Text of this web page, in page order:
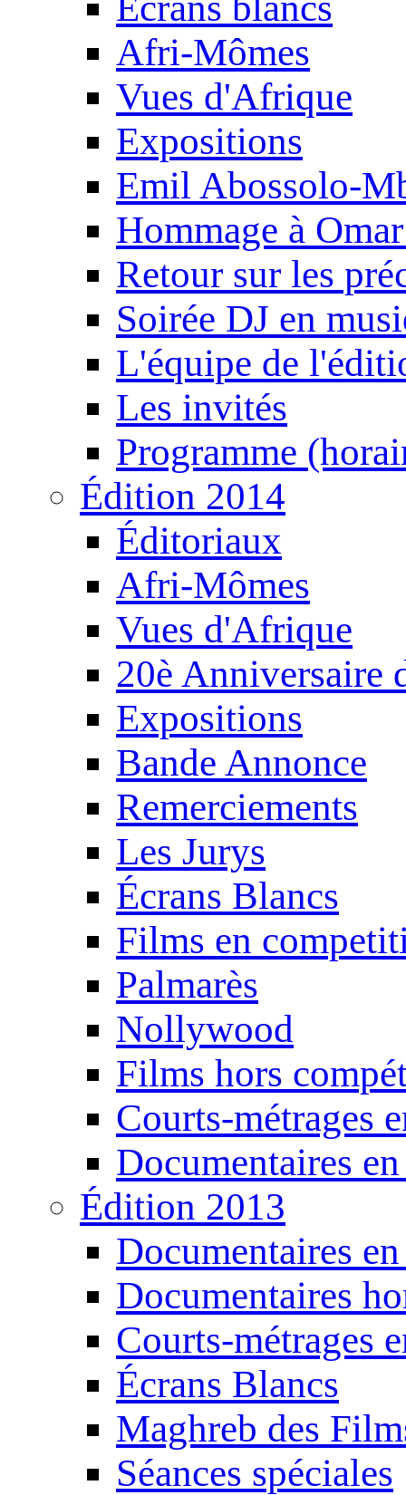
Afri-Mômes
Vues d'Afrique
Expositions
Emil Abossolo-
Hommage à
Retour sur les
Soirée DJ en
L'équipe de
Les invités
Programme
Édition 2014
Éditoriaux
Afri-Mômes
Vues d'Afrique
20è Anniversaire
Expositions
Bande Annonce
Remerciements
Les Jurys
Écrans Blancs
Films en
Palmarès
Nollywood
Films hors
Courts-métrages
Documentaires
Édition 2013
Documentaires
Documentaires
Courts-métrages
Écrans Blancs
Maghreb des
Séances spéciales